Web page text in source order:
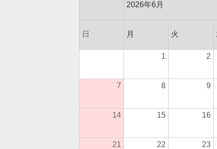
2026年6月
日 月 火
1 2
7 8 9
14 15 16
21 22 23